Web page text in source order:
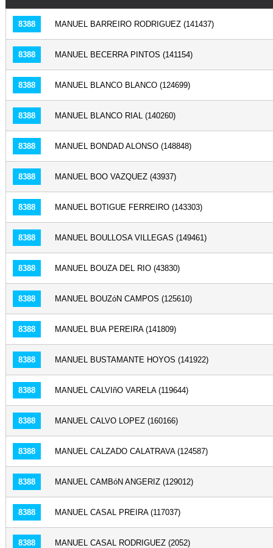
8388 MANUEL BARREIRO RODRIGUEZ (141437)
8388 MANUEL BECERRA PINTOS (141154)
8388 MANUEL BLANCO BLANCO (124699)
8388 MANUEL BLANCO RIAL (140260)
8388 MANUEL BONDAD ALONSO (148848)
8388 MANUEL BOO VAZQUEZ (43937)
8388 MANUEL BOTIGUE FERREIRO (143303)
8388 MANUEL BOULLOSA VILLEGAS (149461)
8388 MANUEL BOUZA DEL RIO (43830)
8388 MANUEL BOUZóN CAMPOS (125610)
8388 MANUEL BUA PEREIRA (141809)
8388 MANUEL BUSTAMANTE HOYOS (141922)
8388 MANUEL CALVIñO VARELA (119644)
8388 MANUEL CALVO LOPEZ (160166)
8388 MANUEL CALZADO CALATRAVA (124587)
8388 MANUEL CAMBóN ANGERIZ (129012)
8388 MANUEL CASAL PREIRA (117037)
8388 MANUEL CASAL RODRIGUEZ (2052)